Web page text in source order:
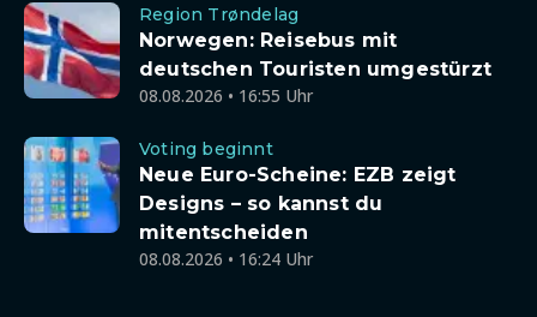
Region Trøndelag
Norwegen: Reisebus mit
deutschen Touristen umgestürzt
08.08.2026 • 16:55 Uhr
Voting beginnt
Neue Euro-Scheine: EZB zeigt
Designs – so kannst du
mitentscheiden
08.08.2026 • 16:24 Uhr